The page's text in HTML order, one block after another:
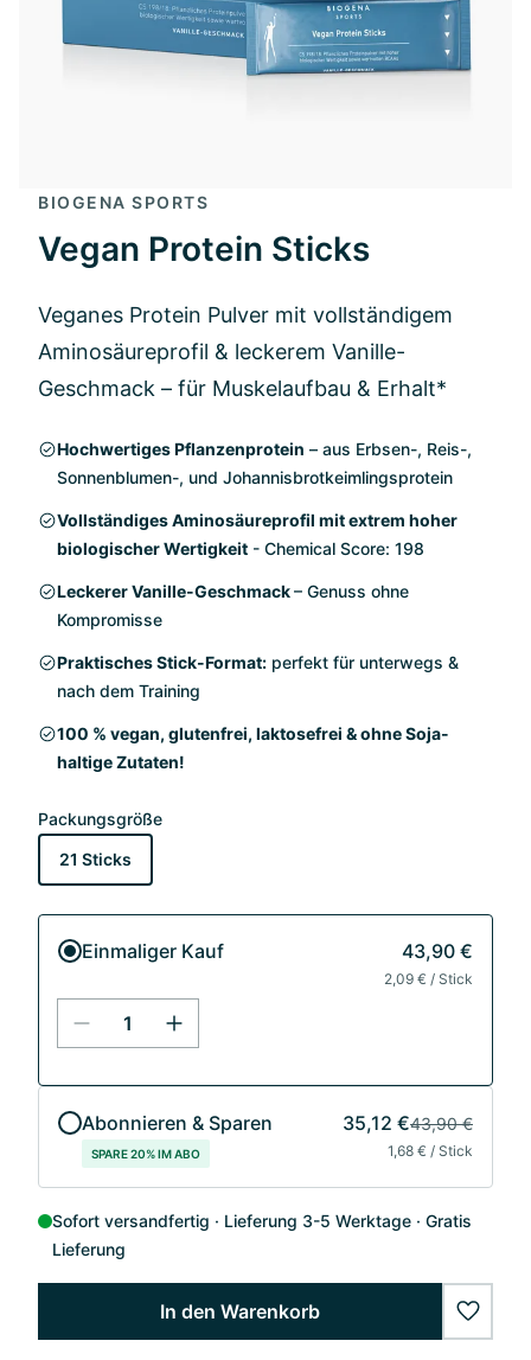
BIOGENA SPORTS
Vegan Protein Sticks
Veganes Protein Pulver mit vollständigem
Aminosäureprofil & leckerem Vanille-
Geschmack – für Muskelaufbau & Erhalt*
Hochwertiges Pflanzenprotein – aus Erbsen-, Reis-,
Sonnenblumen-, und Johannisbrotkeimlingsprotein
Vollständiges Aminosäureprofil mit extrem hoher
biologischer Wertigkeit - Chemical Score: 198
Leckerer Vanille-Geschmack– Genuss ohne
Kompromisse
Praktisches Stick-Format: perfekt für unterwegs &
nach dem Training
100 % vegan, glutenfrei, laktosefrei & ohne Soja-
haltige Zutaten!
Packungsgröße
21 Sticks
Einmaliger Kauf 43,90 €
2,09 € / Stick
Abonnieren & Sparen
SPARE 20% IM ABO
35,12 €43,90 €
1,68 € / Stick
Sofort versandfertig Lieferung 3-5 Werktage
Gratis
Lieferung
In den Warenkorb